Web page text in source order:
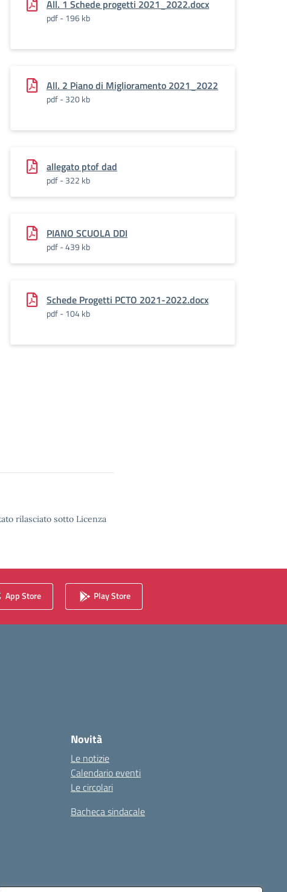
All. 1 Schede progetti 2021_2022.docx
pdf - 196 kb
All. 2 Piano di Miglioramento 2021_2022
pdf - 320 kb
allegato ptof dad
pdf - 322 kb
PIANO SCUOLA DDI
pdf - 439 kb
Schede Progetti PCTO 2021-2022.docx
pdf - 104 kb
rilasciato sotto Licenza
App Store Play Store
Novità
Le notizie
Calendario eventi
Le circolari
Bacheca sindacale